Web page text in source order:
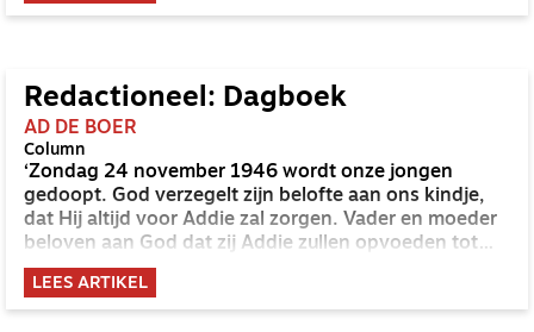
Redactioneel: Dagboek
AD DE BOER
Column
‘Zondag 24 november 1946 wordt onze jongen
gedoopt. God verzegelt zijn belofte aan ons kindje,
dat Hij altijd voor Addie zal zorgen. Vader en moeder
beloven aan God dat zij Addie zullen opvoeden tot
Gods eer.’ Ze hebben die beloften gehouden: mijn
ouders en God.
LEES ARTIKEL